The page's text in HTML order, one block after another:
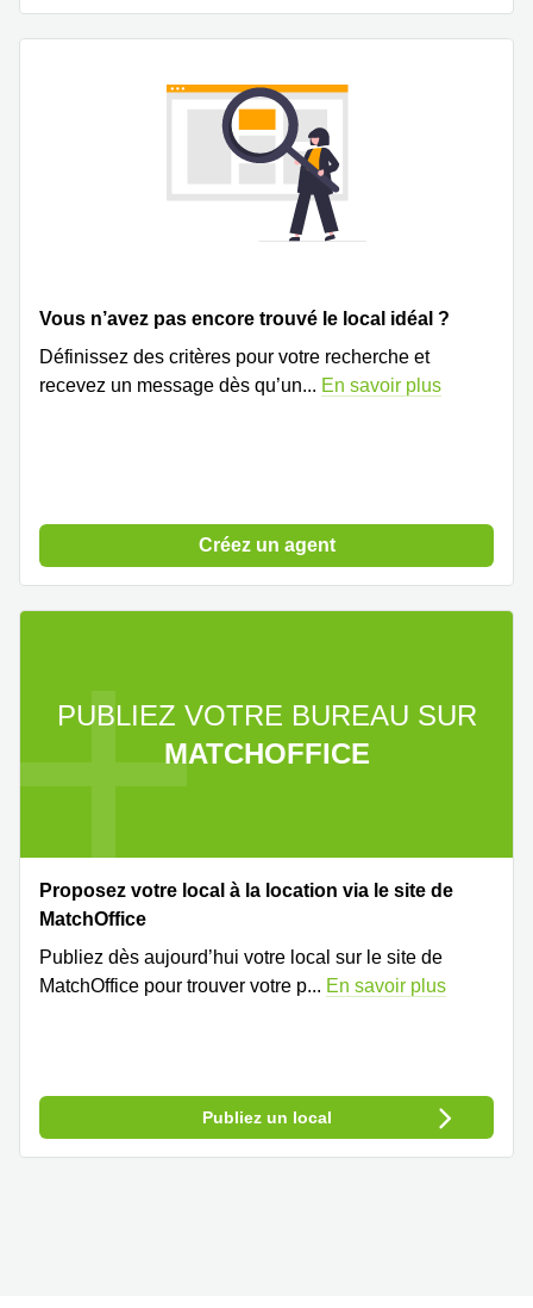
Vous n’avez pas encore trouvé le local idéal ?
Définissez des critères pour votre recherche et
recevez un message dès qu’un... En savoir plus
Créez un agent
PUBLIEZ VOTRE BUREAU SUR
MATCHOFFICE
Proposez votre local à la location via le site de
MatchOffice
Publiez dès aujourd’hui votre local sur le site de
MatchOffice pour trouver votre p... En savoir plus
Publiez un local